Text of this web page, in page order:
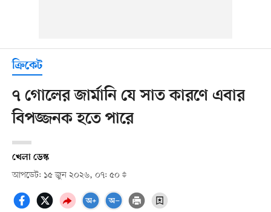
ক্রিকেট
৭ গোলের জার্মানি যে সাত কারণে এবার
বিপজ্জনক হতে পারে
খেলা ডেস্ক
আপডেট: ১৫ জুন ২০২৬, ০৭: ৫০